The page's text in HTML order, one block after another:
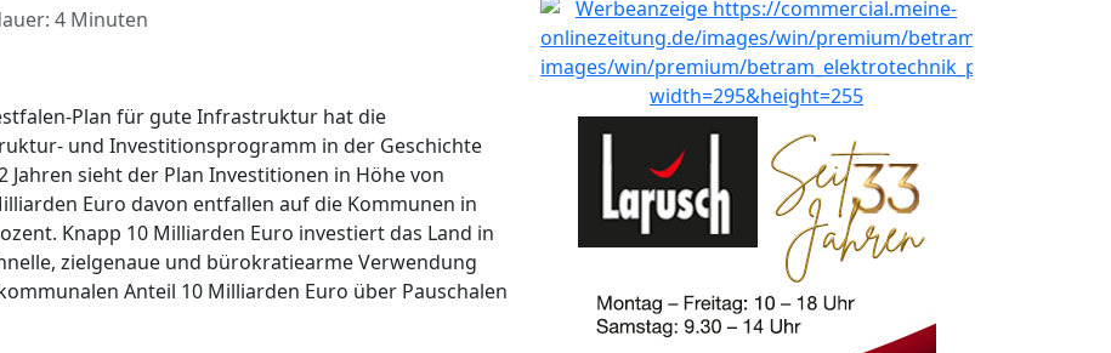
4 Minuten
Plan für gute Infrastruktur hat die
und Investitionsprogramm in der Geschichte
sieht der Plan Investitionen in Höhe von
Euro davon entfallen auf die Kommunen in
Knapp 10 Milliarden Euro investiert das Land in
zielgenaue und bürokratiearme Verwendung
Anteil 10 Milliarden Euro über Pauschalen